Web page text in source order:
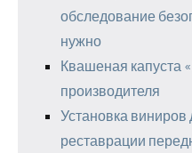
обследование
нужно
Квашеная капуста
производителя
Установка виниров
реставрации